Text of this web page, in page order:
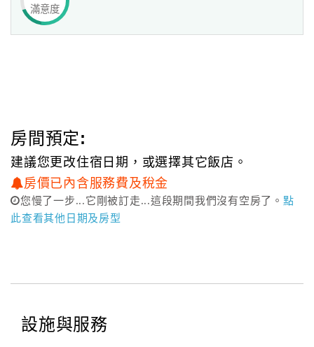
滿意度
房間預定:
建議您更改住宿日期，或選擇其它飯店。
房價已內含服務費及稅金
您慢了一步...它剛被訂走...這段期間我們沒有空房了。 點
此查看其他日期及房型
設施與服務